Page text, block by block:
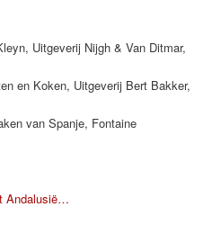
Uitgeverij Nijgh & Van Ditmar,
en Koken, Uitgeverij Bert Bakker,
van Spanje, Fontaine
Andalusië…